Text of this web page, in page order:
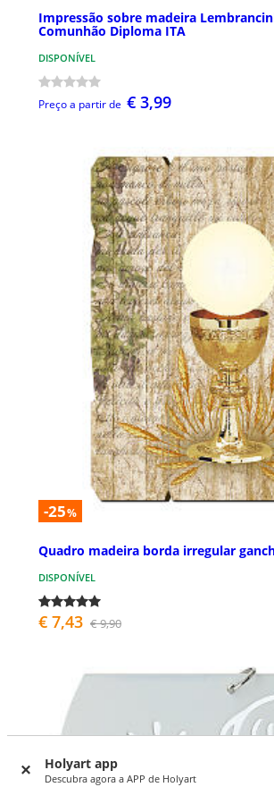
Holyart app
Descubra agora a APP de Holyart
Impressão sobre madeira
Comunhão Diploma ITA
DISPONÍVEL
Preço a partir de € 3,99
-25%
Quadro madeira borda irregular
DISPONÍVEL
€ 7,43 € 9,90